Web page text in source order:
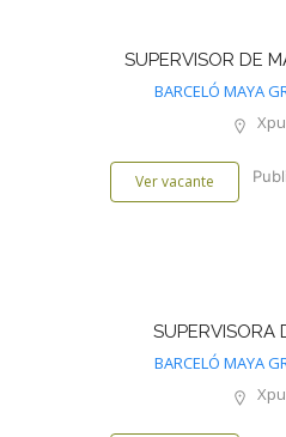
SUPERVISOR DE
BARCELÓ MAYA
Ver vacante
SUPERVISORA
BARCELÓ MAYA